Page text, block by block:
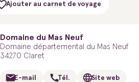
Ajouter au carnet de voyage
Domaine du Mas Neuf
Domaine départemental du Mas Neuf
34270 Claret
E-mail Tél. Site web